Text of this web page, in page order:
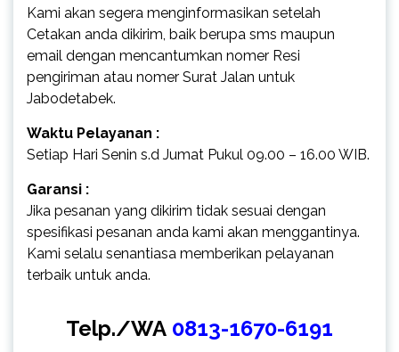
Kami akan segera menginformasikan setelah
Cetakan anda dikirim, baik berupa sms maupun
email dengan mencantumkan nomer Resi
pengiriman atau nomer Surat Jalan untuk
Jabodetabek.
Waktu Pelayanan :
Setiap Hari Senin s.d Jumat Pukul 09.00 – 16.00 WIB.
Garansi :
Jika pesanan yang dikirim tidak sesuai dengan
spesifikasi pesanan anda kami akan menggantinya.
Kami selalu senantiasa memberikan pelayanan
terbaik untuk anda.
Telp./WA 0813-1670-6191